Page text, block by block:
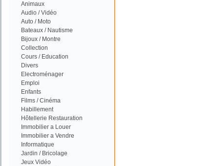
Animaux
Audio / Vidéo
Auto / Moto
Bateaux / Nautisme
Bijoux / Montre
Collection
Cours / Education
Divers
Electroménager
Emploi
Enfants
Films / Cinéma
Habillement
Hôtellerie Restauration
Immobilier a Louer
Immobilier a Vendre
Informatique
Jardin / Bricolage
Jeux Vidéo